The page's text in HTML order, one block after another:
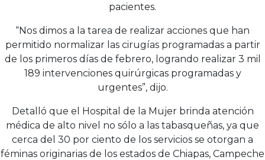
pacientes.
“Nos dimos a la tarea de realizar acciones que han
permitido normalizar las cirugías programadas a partir
de los primeros días de febrero, logrando realizar 3 mil
189 intervenciones quirúrgicas programadas y
urgentes”, dijo.
Detalló que el Hospital de la Mujer brinda atención
médica de alto nivel no sólo a las tabasqueñas, ya que
cerca del 30 por ciento de los servicios se otorgan a
féminas originarias de los estados de Chiapas, Campeche